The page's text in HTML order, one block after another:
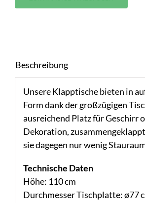
Beschreibung
Unsere Klapptische bieten in
Form dank der großzügigen
ausreichend Platz für Geschirr
Dekoration,
sie dagegen nur wenig
Technische Daten
Höhe: 110 cm
Durchmesser Tischplatte: ø77